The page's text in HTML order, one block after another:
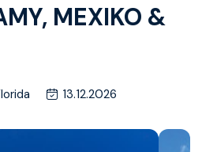
MEXIKO &
13.12.2026